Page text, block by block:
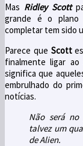
Mas Ridley Scott
grande é o plano
completar tem sido
Parece que Scott
finalmente ligar ao
significa que
embrulhado do
notícias.
Não será no
talvez um
de Alien.